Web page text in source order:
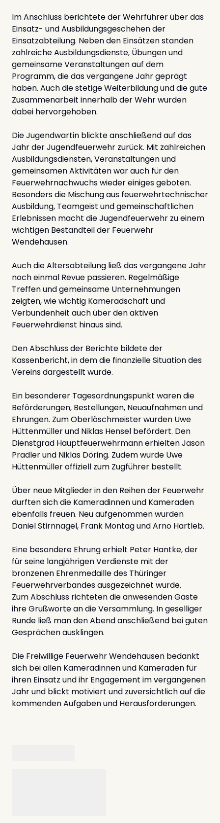
Im Anschluss berichtete der Wehrführer über das
Einsatz- und Ausbildungsgeschehen der
Einsatzabteilung. Neben den Einsätzen standen
zahlreiche Ausbildungsdienste, Übungen und
gemeinsame Veranstaltungen auf dem
Programm, die das vergangene Jahr geprägt
haben. Auch die stetige Weiterbildung und die gute
Zusammenarbeit innerhalb der Wehr wurden
dabei hervorgehoben.
Die Jugendwartin blickte anschließend auf das
Jahr der Jugendfeuerwehr zurück. Mit zahlreichen
Ausbildungsdiensten, Veranstaltungen und
gemeinsamen Aktivitäten war auch für den
Feuerwehrnachwuchs wieder einiges geboten.
Besonders die Mischung aus feuerwehrtechnischer
Ausbildung, Teamgeist und gemeinschaftlichen
Erlebnissen macht die Jugendfeuerwehr zu einem
wichtigen Bestandteil der Feuerwehr
Wendehausen.
Auch die Altersabteilung ließ das vergangene Jahr
noch einmal Revue passieren. Regelmäßige
Treffen und gemeinsame Unternehmungen
zeigten, wie wichtig Kameradschaft und
Verbundenheit auch über den aktiven
Feuerwehrdienst hinaus sind.
Den Abschluss der Berichte bildete der
Kassenbericht, in dem die finanzielle Situation des
Vereins dargestellt wurde.
Ein besonderer Tagesordnungspunkt waren die
Beförderungen, Bestellungen, Neuaufnahmen und
Ehrungen. Zum Oberlöschmeister wurden Uwe
Hüttenmüller und Niklas Hensel befördert. Den
Dienstgrad Hauptfeuerwehrmann erhielten Jason
Pradler und Niklas Döring. Zudem wurde Uwe
Hüttenmüller offiziell zum Zugführer bestellt.
Über neue Mitglieder in den Reihen der Feuerwehr
durften sich die Kameradinnen und Kameraden
ebenfalls freuen. Neu aufgenommen wurden
Daniel Stirnnagel, Frank Montag und Arno Hartleb.
Eine besondere Ehrung erhielt Peter Hantke, der
für seine langjährigen Verdienste mit der
bronzenen Ehrenmedaille des Thüringer
Feuerwehrverbandes ausgezeichnet wurde.
Zum Abschluss richteten die anwesenden Gäste
ihre Grußworte an die Versammlung. In geselliger
Runde ließ man den Abend anschließend bei guten
Gesprächen ausklingen.
Die Freiwillige Feuerwehr Wendehausen bedankt
sich bei allen Kameradinnen und Kameraden für
ihren Einsatz und ihr Engagement im vergangenen
Jahr und blickt motiviert und zuversichtlich auf die
kommenden Aufgaben und Herausforderungen.